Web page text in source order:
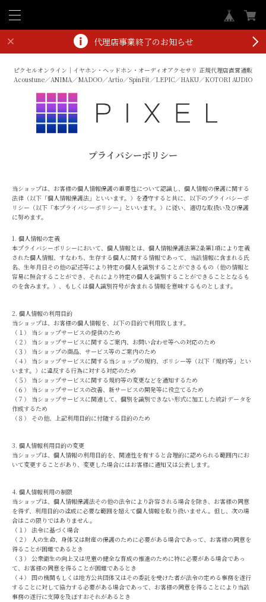
代理店事業終了のお知らせ
ピクセルオンライン｜イヤホン・ヘッドホン・オーディオアクセサリ 正規代理店直営通販
Acoustune／ANIMA／MADOO／Artio／SpinFit／LEPIC／HAKU／KOTORI AUDIO
プライバシーポリシー
当ショップは、お客様の個人情報保護の重要性について認識し、個人情報の保護に関する
法律（以下「個人情報保護法」といいます。）を遵守すると共に、以下のプライバシーポ
リシー（以下「本プライバシーポリシー」といいます。）に従い、適切な取扱い及び保護
に努めます。
1. 個人情報の定義
本プライバシーポリシーにおいて、個人情報とは、個人情報保護法第2条第1項により定義
された個人情報、すなわち、生存する個人に関する情報であって、当該情報に含まれる氏
名、生年月日その他の記述等により特定の個人を識別することができるもの（他の情報と
容易に照合することができ、それにより特定の個人を識別することができることとなるも
のを含みます。）、もしくは個人識別符号が含まれる情報を意味するものとします。
2. 個人情報の利用目的
当ショップは、お客様の個人情報を、以下の目的で利用致します。
（１） 当ショップサービスの提供のため
（２） 当ショップサービスに関するご案内、お問い合わせ等への対応のため
（３） 当ショップの商品、サービス等のご案内のため
（４） 当ショップサービスに関する当ショップの規約、ポリシー等（以下「規約等」とい
います。）に違反する行為に対する対応のため
（５） 当ショップサービスに関する規約等の変更などを通知するため
（６） 当ショップサービスの改善、新サービスの開発等に役立てるため
（７） 当ショップサービスに関連して、個別を識別できない形式に加工した統計データを
作成するため
（８） その他、上記利用目的に付随する目的のため
3. 個人情報利用目的の変更
当ショップは、個人情報の利用目的を、関連性を有すると合理的に認められる範囲内にお
いて変更することがあり、変更した場合にはお客様に通知又は公表します。
4. 個人情報利用の制限
当ショップは、個人情報保護法その他の法令により許容される場合を除き、お客様の同意
を得ず、利用目的の達成に必要な範囲を超えて個人情報を取り扱いません。但し、次の場
合はこの限りではありません。
（１） 法令に基づく場合
（２） 人の生命、身体又は財産の保護のために必要がある場合であって、お客様の同意を
得ることが困難であるとき
（３） 公衆衛生の向上又は児童の健全な育成の推進のために特に必要がある場合であっ
て、お客様の同意を得ることが困難であるとき
（４） 国の機関もしくは地方公共団体又はその委託を受けた者が法令の定める事務を遂行
することに対して協力する必要がある場合であって、お客様の同意を得ることにより当該
事務の遂行に支障を及ぼすおそれがあるとき